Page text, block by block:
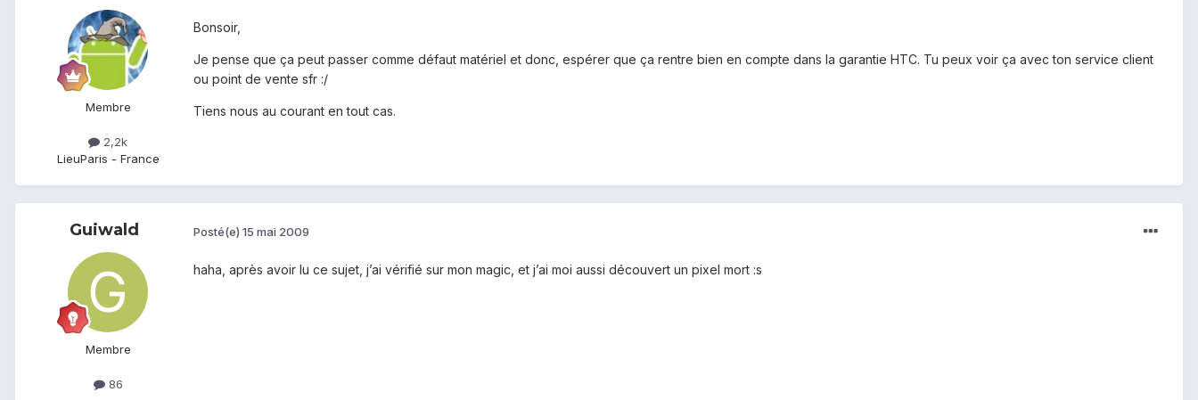
Membre
2,2k
LieuParis - France
Bonsoir,
Je pense que ça peut passer comme défaut matériel et donc, espérer que ça rentre bien en compte dans la garantie HTC. Tu peux voir ça avec ton service client
ou point de vente sfr :/
Tiens nous au courant en tout cas.
Guiwald
Membre
86
Posté(e) 15 mai 2009
haha, après avoir lu ce sujet, j’ai vérifié sur mon magic, et j’ai moi aussi découvert un pixel mort :s